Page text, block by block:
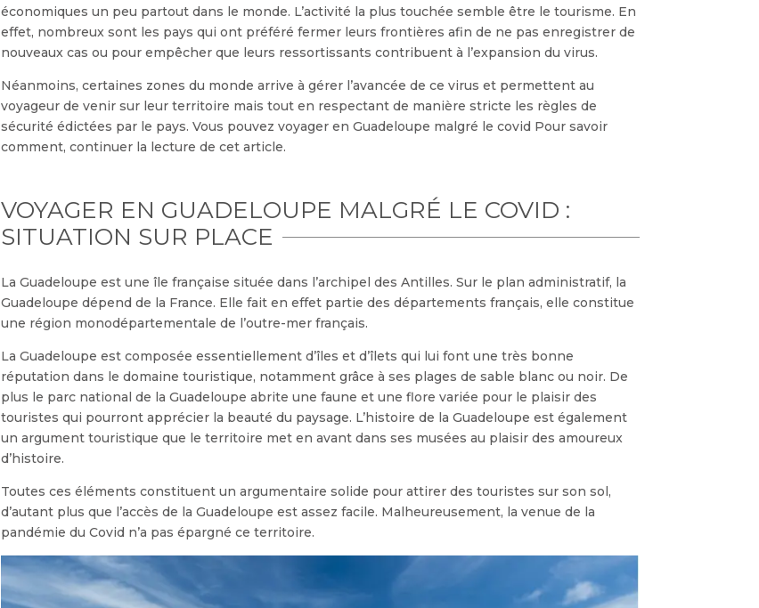
économiques un peu partout dans le monde. L’activité la plus touchée semble être le tourisme. En
effet, nombreux sont les pays qui ont préféré fermer leurs frontières afin de ne pas enregistrer de
nouveaux cas ou pour empêcher que leurs ressortissants contribuent à l’expansion du virus.
Néanmoins, certaines zones du monde arrive à gérer l’avancée de ce virus et permettent au
voyageur de venir sur leur territoire mais tout en respectant de manière stricte les règles de
sécurité édictées par le pays. Vous pouvez voyager en Guadeloupe malgré le covid Pour savoir
comment, continuer la lecture de cet article.
VOYAGER EN GUADELOUPE MALGRÉ LE COVID :
SITUATION SUR PLACE
La Guadeloupe est une île française située dans l’archipel des Antilles. Sur le plan administratif, la
Guadeloupe dépend de la France. Elle fait en effet partie des départements français, elle constitue
une région monodépartementale de l’outre-mer français.
La Guadeloupe est composée essentiellement d’îles et d’îlets qui lui font une très bonne
réputation dans le domaine touristique, notamment grâce à ses plages de sable blanc ou noir. De
plus le parc national de la Guadeloupe abrite une faune et une flore variée pour le plaisir des
touristes qui pourront apprécier la beauté du paysage. L’histoire de la Guadeloupe est également
un argument touristique que le territoire met en avant dans ses musées au plaisir des amoureux
d’histoire.
Toutes ces éléments constituent un argumentaire solide pour attirer des touristes sur son sol,
d’autant plus que l’accès de la Guadeloupe est assez facile. Malheureusement, la venue de la
pandémie du Covid n’a pas épargné ce territoire.